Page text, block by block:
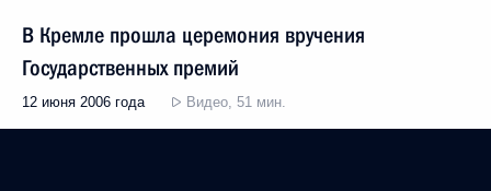
В Кремле прошла церемония вручения
Государственных премий
12 июня 2006 года Видео, 51 мин.